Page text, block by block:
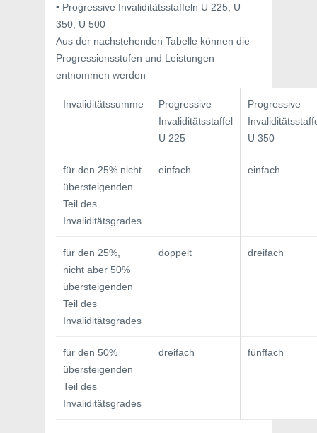
• Progressive Invaliditätsstaffeln U 225, U
350, U 500
Aus der nachstehenden Tabelle können die
Progressionsstufen und Leistungen
entnommen werden
Invaliditätssumme
Progressive
Invaliditätsstaffel
U 225
Progressive
U 350
für den 25% nicht
übersteigenden
Teil des
Invaliditätsgrades
einfach einfach
für den 25%,
nicht aber 50%
übersteigenden
Teil des
Invaliditätsgrades
doppelt dreifach
für den 50%
übersteigenden
Teil des
Invaliditätsgrades
dreifach fünffach